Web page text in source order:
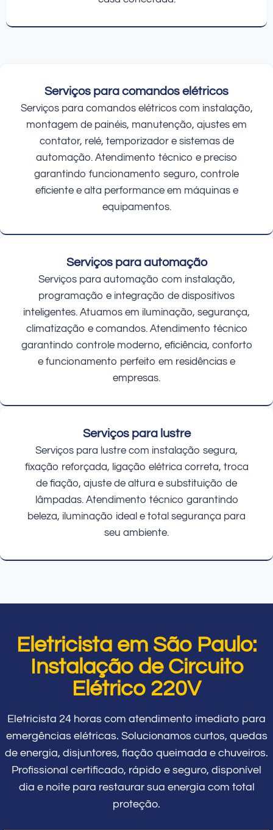
Serviços para comandos elétricos
Serviços para comandos elétricos com instalação,
montagem de painéis, manutenção, ajustes em
contator, relé, temporizador e sistemas de
automação. Atendimento técnico e preciso
garantindo funcionamento seguro, controle
eficiente e alta performance em máquinas e
equipamentos.
Serviços para automação
Serviços para automação com instalação,
programação e integração de dispositivos
inteligentes. Atuamos em iluminação, segurança,
climatização e comandos. Atendimento técnico
garantindo controle moderno, eficiência, conforto
e funcionamento perfeito em residências e
empresas.
Serviços para lustre
Serviços para lustre com instalação segura,
fixação reforçada, ligação elétrica correta, troca
de fiação, ajuste de altura e substituição de
lâmpadas. Atendimento técnico garantindo
beleza, iluminação ideal e total segurança para
seu ambiente.
Eletricista em São Paulo:
Instalação de Circuito
Elétrico 220V
Eletricista 24 horas com atendimento imediato para
emergências elétricas. Solucionamos curtos, quedas
de energia, disjuntores, fiação queimada e chuveiros.
Profissional certificado, rápido e seguro, disponível
dia e noite para restaurar sua energia com total
proteção.